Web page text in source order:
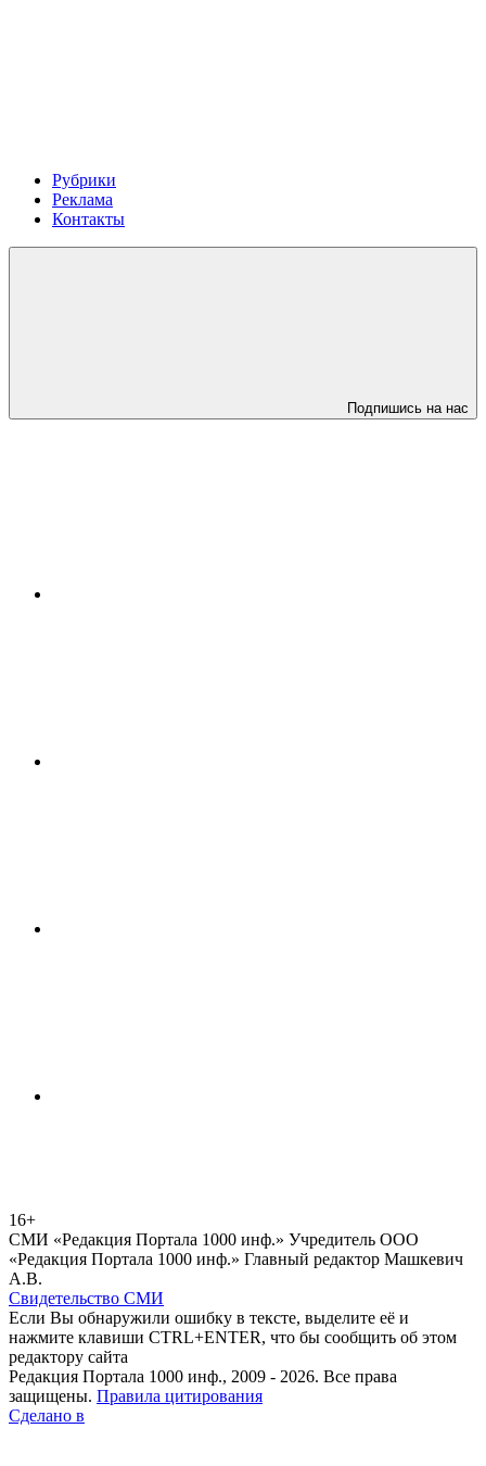
Рубрики
Реклама
Контакты
Подпишись на нас
16+
СМИ «Редакция Портала 1000 инф.» Учредитель ООО
«Редакция Портала 1000 инф.» Главный редактор Машкевич
А.В.
Свидетельство СМИ
Если Вы обнаружили ошибку в тексте, выделите её и
нажмите клавиши CTRL+ENTER, что бы сообщить об этом
редактору сайта
Редакция Портала 1000 инф., 2009 - 2026. Все права
защищены. Правила цитирования
Сделано в